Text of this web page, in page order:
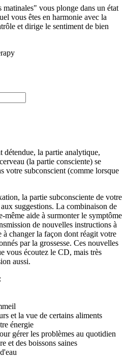
vous plonge dans un état
vous êtes en harmonie avec la
et dirige le sentiment de bien
détendue, la partie analytique,
(la partie consciente) se
votre subconscient (comme lorsque
la partie subconsciente de votre
suggestions. La combinaison de
aide à surmonter le symptôme
de nouvelles instructions à
à changer la façon dont réagit votre
par la grossesse. Ces nouvelles
vous écoutez le CD, mais très
aussi.
et la vue de certains aliments
énergie
gérer les problèmes au quotidien
et des boissons saines